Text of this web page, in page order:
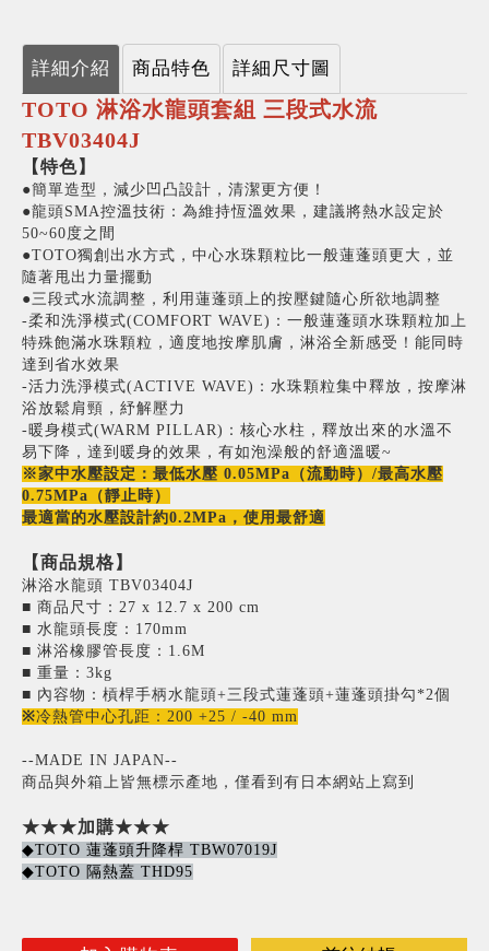
詳細介紹 商品特色 詳細尺寸圖
TOTO 淋浴水龍頭套組 三段式水流
TBV03404J
【特色】
●簡單造型，減少凹凸設計，清潔更方便！
●龍頭SMA控溫技術：為維持恆溫效果，建議將熱水設定於
50~60度之間
●TOTO獨創出水方式，中心水珠顆粒比一般蓮蓬頭更大，並
隨著甩出力量擺動
●三段式水流調整，利用蓮蓬頭上的按壓鍵隨心所欲地調整
-柔和洗淨模式(COMFORT WAVE)：一般蓮蓬頭水珠顆粒加上
特殊飽滿水珠顆粒，適度地按摩肌膚，淋浴全新感受！能同時
達到省水效果
-活力洗淨模式(ACTIVE WAVE)：水珠顆粒集中釋放，按摩淋
浴放鬆肩頸，紓解壓力
-暖身模式(WARM PILLAR)：核心水柱，釋放出來的水溫不
易下降，達到暖身的效果，有如泡澡般的舒適溫暖~
※家中水壓設定：最低水壓 0.05MPa（流動時）/最高水壓
0.75MPa（靜止時）
最適當的水壓設計約0.2MPa，使用最舒適
【商品規格】
淋浴水龍頭 TBV03404J
‎■ 商品尺寸：27 x 12.7 x 200 cm
■ 水龍頭長度：170mm
■ 淋浴橡膠管長度：1.6M
■ 重量：3kg
■ 內容物：槓桿手柄水龍頭+三段式蓮蓬頭+蓮蓬頭掛勾*2個
※冷熱管中心孔距：200 +25 / -40 mm
--MADE IN JAPAN--
商品與外箱上皆無標示產地，僅看到有日本網站上寫到
★★★加購★★★
◆TOTO 蓮蓬頭升降桿 TBW07019J
◆TOTO 隔熱蓋 THD95